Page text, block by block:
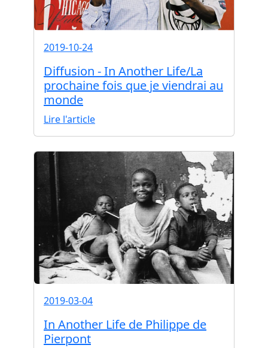
2019-10-24
Diffusion - In Another Life/La
prochaine fois que je viendrai au
monde
Lire l'article
2019-03-04
In Another Life de Philippe de
Pierpont